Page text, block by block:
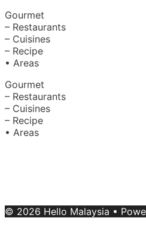
Gourmet
– Restaurants
– Cuisines
– Recipe
• Areas
Gourmet
– Restaurants
– Cuisines
– Recipe
• Areas
© 2026 Hello Malaysia •